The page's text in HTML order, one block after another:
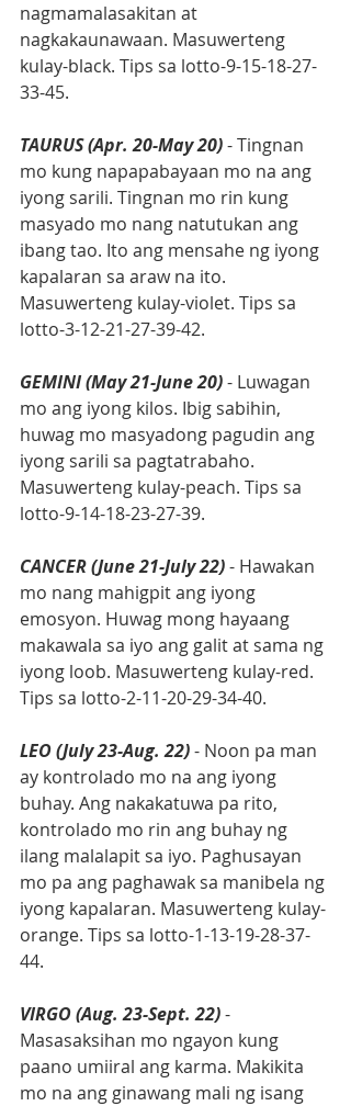
nagmamalasakitan at
nagkakaunawaan. Masuwerteng
kulay-black. Tips sa lotto-9-15-18-27-
33-45.
TAURUS (Apr. 20-May 20) - Tingnan
mo kung napapabayaan mo na ang
iyong sarili. Tingnan mo rin kung
masyado mo nang natutukan ang
ibang tao. Ito ang mensahe ng iyong
kapalaran sa araw na ito.
Masuwerteng kulay-violet. Tips sa
lotto-3-12-21-27-39-42.
GEMINI (May 21-June 20) - Luwagan
mo ang iyong kilos. Ibig sabihin,
huwag mo masyadong pagudin ang
iyong sarili sa pagtatrabaho.
Masuwerteng kulay-peach. Tips sa
lotto-9-14-18-23-27-39.
CANCER (June 21-July 22) - Hawakan
mo nang mahigpit ang iyong
emosyon. Huwag mong hayaang
makawala sa iyo ang galit at sama ng
iyong loob. Masuwerteng kulay-red.
Tips sa lotto-2-11-20-29-34-40.
LEO (July 23-Aug. 22) - Noon pa man
ay kontrolado mo na ang iyong
buhay. Ang nakakatuwa pa rito,
kontrolado mo rin ang buhay ng
ilang malalapit sa iyo. Paghusayan
mo pa ang paghawak sa manibela ng
iyong kapalaran. Masuwerteng kulay-
orange. Tips sa lotto-1-13-19-28-37-
44.
VIRGO (Aug. 23-Sept. 22) -
Masasaksihan mo ngayon kung
paano umiiral ang karma. Makikita
mo na ang ginawang mali ng isang